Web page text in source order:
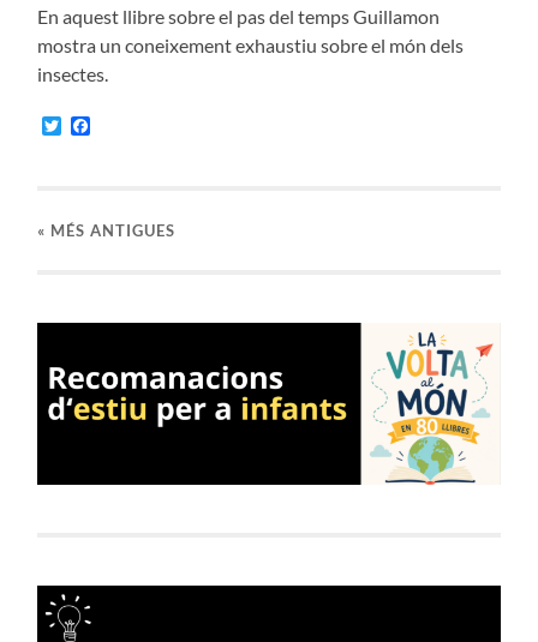
En aquest llibre sobre el pas del temps Guillamon
mostra un coneixement exhaustiu sobre el món dels
insectes.
Twitter
« MÉS ANTIGUES